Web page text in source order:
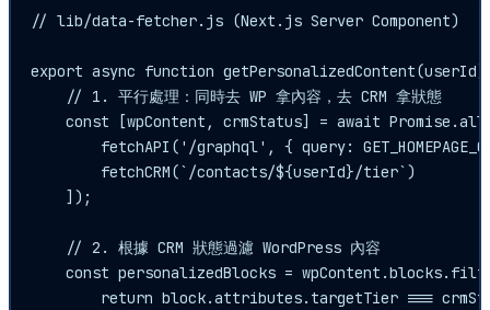
// lib/data-fetcher.js (Next.js Server Component)
export async function
    // 1. 平行處理：同時去 WP 拿內容，去 CRM 拿狀態
const [wpContent, crmStatus] = await
fetchAPI('/graphql', { query:
        fetchCRM(`/contacts/${userId}/tier`)
    ]);
    // 2. 根據 CRM 狀態過濾 WordPress 內容
const personalizedBlocks =
return block.attributes.targetTier ===